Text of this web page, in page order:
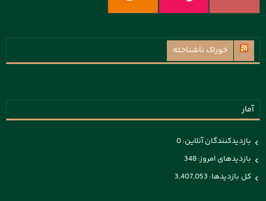
خوراک ناشناخته
آمار
بازدیدکنندگان آنلاین:0
بازدیدهای امروز:348
کل بازدیدها: 3,407,053